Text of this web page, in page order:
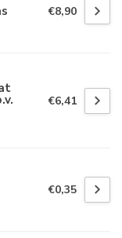
€8,90
€6,41
€0,35